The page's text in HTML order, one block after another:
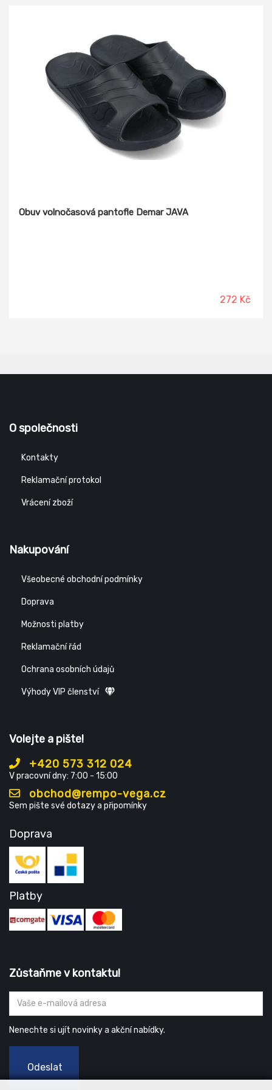
Obuv volnočasová pantofle Demar JAVA
272 Kč
O společnosti
Kontakty
Reklamační protokol
Vrácení zboží
Nakupování
Všeobecné obchodní podmínky
Doprava
Možnosti platby
Reklamační řád
Ochrana osobních údajů
Výhody VIP členství
Volejte a pište!
+420 573 312 024
V pracovní dny: 7:00 - 15:00
obchod@rempo-vega.cz
Sem pište své dotazy a připomínky
Doprava
Platby
Zůstaňme v kontaktu!
Nenechte si ujít novinky a akční nabídky.
Odeslat